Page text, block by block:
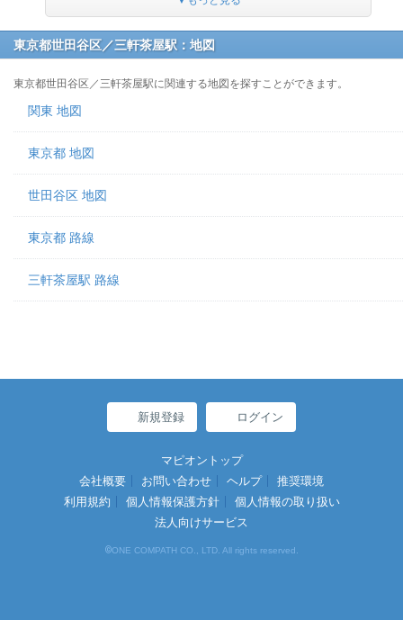
東京都世田谷区／三軒茶屋駅：地図
東京都世田谷区／三軒茶屋駅に関連する地図を探すことができます。
関東 地図
東京都 地図
世田谷区 地図
東京都 路線
三軒茶屋駅 路線
新規登録 ログイン
マピオントップ
会社概要
お問い合わせ ヘルプ
推奨環境
利用規約
個人情報保護方針
個人情報の取り扱い
法人向けサービス
©ONE COMPATH CO., LTD. All rights reserved.